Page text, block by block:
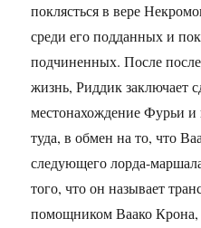
поклясться в вере
среди его подданных и
подчиненных. После
жизнь, Риддик заключает
местонахождение Фурьи и
туда, в обмен на то, что
следующего лорда-
того, что он называет
помощником Ваако